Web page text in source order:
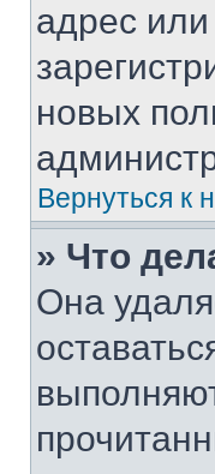
адрес
новых
Вернуться к
» Что
Она